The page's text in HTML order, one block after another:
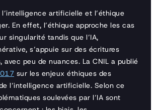
artificielle et l’éthique
En effet, l’éthique approche les cas
singularité tandis que l’IA,
s’appuie sur des écritures
peu de nuances. La CNIL a publié
sur les enjeux éthiques des
l’intelligence artificielle. Selon ce
soulevées par l’IA sont